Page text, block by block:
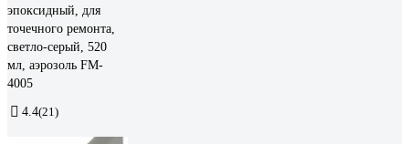
эпоксидный, для
точечного ремонта,
светло-серый, 520
мл, аэрозоль FM-
4005
4.4(21)